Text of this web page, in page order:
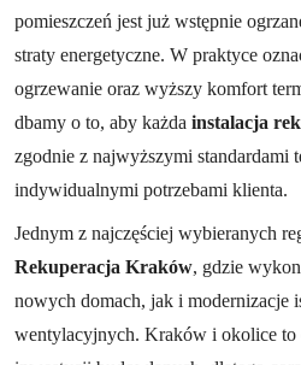
pomieszczeń jest już wstępnie
straty energetyczne. W praktyce
ogrzewanie oraz wyższy komfort
dbamy o to, aby każda instalacja
zgodnie z najwyższymi standardami
indywidualnymi potrzebami klienta.
Jednym z najczęściej wybieranych
Rekuperacja Kraków, gdzie
nowych domach, jak i modernizacje
wentylacyjnych. Kraków i okolice to